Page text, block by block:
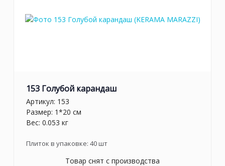
153 Голубой карандаш
Артикул: 153
Размер: 1*20 см
Вес: 0.053 кг
Плиток в упаковке: 40шт
Товар снят с производства